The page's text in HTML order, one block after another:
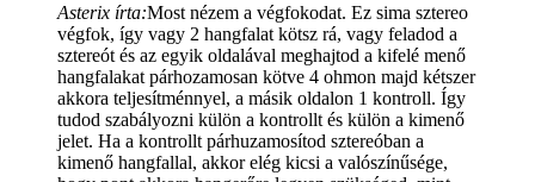
Asterix írta:Most nézem a végfokodat. Ez sima sztereo
végfok, így vagy 2 hangfalat kötsz rá, vagy feladod a
sztereót és az egyik oldalával meghajtod a kifelé menő
hangfalakat párhozamosan kötve 4 ohmon majd kétszer
akkora teljesítménnyel, a másik oldalon 1 kontroll. Így
tudod szabályozni külön a kontrollt és külön a kimenő
jelet. Ha a kontrollt párhuzamosítod sztereóban a
kimenő hangfallal, akkor elég kicsi a valószínűsége,